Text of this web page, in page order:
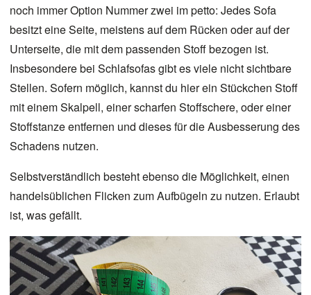
noch immer Option Nummer zwei im petto: Jedes Sofa
besitzt eine Seite, meistens auf dem Rücken oder auf der
Unterseite, die mit dem passenden Stoff bezogen ist.
Insbesondere bei Schlafsofas gibt es viele nicht sichtbare
Stellen. Sofern möglich, kannst du hier ein Stückchen Stoff
mit einem Skalpell, einer scharfen Stoffschere, oder einer
Stoffstanze entfernen und dieses für die Ausbesserung des
Schadens nutzen.
Selbstverständlich besteht ebenso die Möglichkeit, einen
handelsüblichen Flicken zum Aufbügeln zu nutzen. Erlaubt
ist, was gefällt.